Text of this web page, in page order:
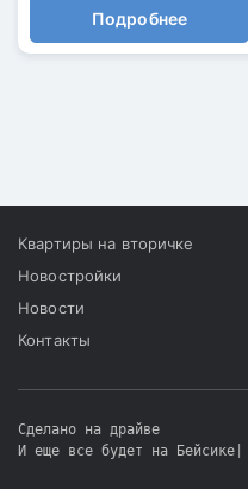
Подробнее
Квартиры на вторичке
Новостройки
Новости
Контакты
Сделано на драйве
И еще все будет на Бейсике